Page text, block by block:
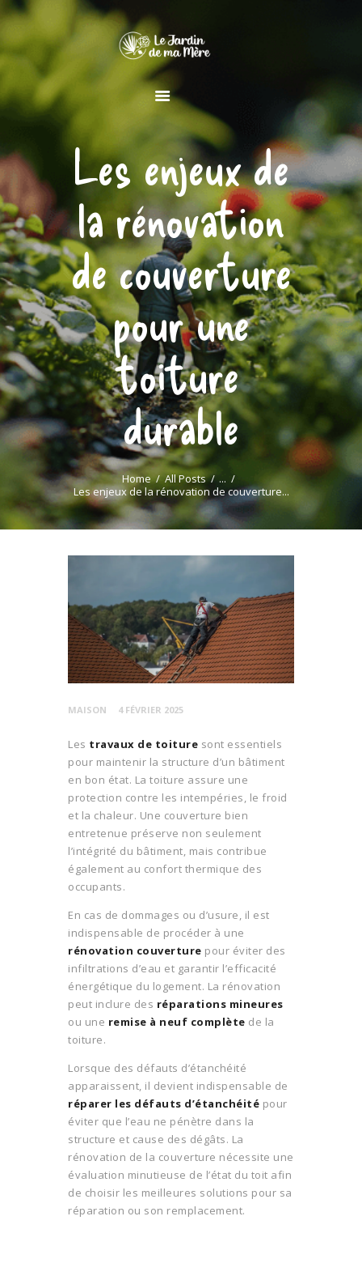
Les enjeux de
la rénovation
de couverture
pour une
toiture
durable
Home All Posts
...
Les enjeux de la rénovation de couverture...
MAISON
JARDIN
DÉCORATION
MAISON 4 FÉVRIER 2025
Les travaux de toiture sont essentiels
pour maintenir la structure d’un bâtiment
en bon état. La toiture assure une
protection contre les intempéries, le froid
et la chaleur. Une couverture bien
entretenue préserve non seulement
l’intégrité du bâtiment, mais contribue
également au confort thermique des
occupants.
En cas de dommages ou d’usure, il est
indispensable de procéder à une
rénovation couverture pour éviter des
infiltrations d’eau et garantir l’efficacité
énergétique du logement. La rénovation
peut inclure des réparations mineures
ou une remise à neuf complète de la
toiture.
Lorsque des défauts d’étanchéité
apparaissent, il devient indispensable de
réparer les défauts d’étanchéité pour
éviter que l’eau ne pénètre dans la
structure et cause des dégâts. La
rénovation de la couverture nécessite une
évaluation minutieuse de l’état du toit afin
de choisir les meilleures solutions pour sa
réparation ou son remplacement.